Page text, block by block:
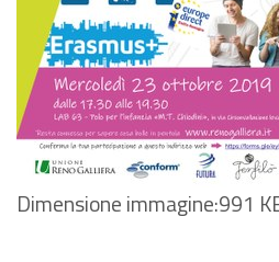
Dimensione immagine:991